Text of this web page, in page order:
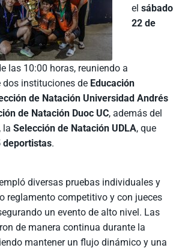
elsábado
22 de
las 10:00 horas, reuniendo a
dos instituciones de Educación
de Natación Universidad Andrés
de Natación Duoc UC, además del
laSelección de Natación UDLA, que
deportistas.
diversas pruebas individuales y
reglamento competitivo y con jueces
un evento de alto nivel. Las
de manera continua durante la
mantener un flujo dinámico y una